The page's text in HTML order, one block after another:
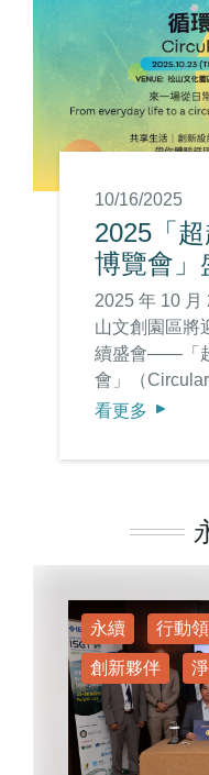
10/16/2025
2025「
博覽會」
2025 年 10 月
山文創園區將
續盛會——「
會」（
作為「循環經
牌與組織線上
Hotspot,
完整呈現政策
看更多
永續 行動
創新夥伴